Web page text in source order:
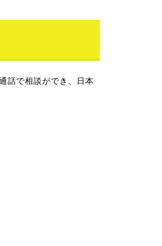
話で相談ができ、日本